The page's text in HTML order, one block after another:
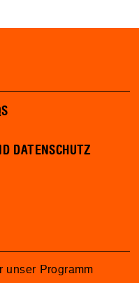
DATENSCHUTZ
unser Programm